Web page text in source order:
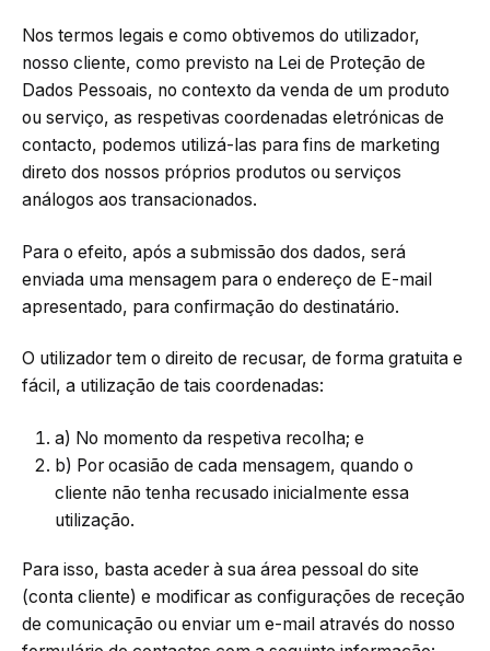
Nos termos legais e como obtivemos do utilizador,
nosso cliente, como previsto na Lei de Proteção de
Dados Pessoais, no contexto da venda de um produto
ou serviço, as respetivas coordenadas eletrónicas de
contacto, podemos utilizá-las para fins de marketing
direto dos nossos próprios produtos ou serviços
análogos aos transacionados.
Para o efeito, após a submissão dos dados, será
enviada uma mensagem para o endereço de E-mail
apresentado, para confirmação do destinatário.
O utilizador tem o direito de recusar, de forma gratuita e
fácil, a utilização de tais coordenadas:
a) No momento da respetiva recolha; e
b) Por ocasião de cada mensagem, quando o
cliente não tenha recusado inicialmente essa
utilização.
Para isso, basta aceder à sua área pessoal do site
(conta cliente) e modificar as configurações de receção
de comunicação ou enviar um e-mail através do nosso